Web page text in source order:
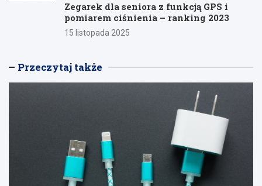
Zegarek dla seniora z funkcją GPS i
pomiarem ciśnienia – ranking 2023
15 listopada 2025
Przeczytaj także